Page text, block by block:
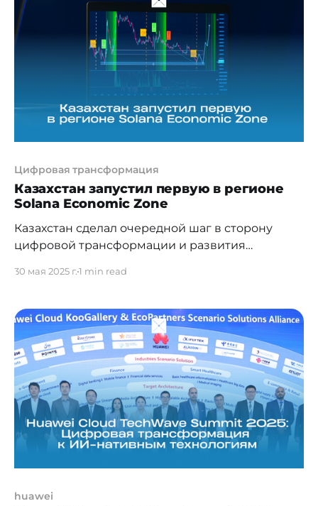
взаимопонимании, который открывает новый
этап сотрудничества в области цифровых
технологий и телекоммуникационной
инфраструктуры Казахстана. Этот
стратегический шаг включает реализацию
пилотного проекта по демонстрационному
Цифровая трансформация
Казахстан запустил первую в регионе
Solana Economic Zone
Казахстан сделал очередной шаг в сторону
цифровой трансформации и развития
состоялся запуск Solana Economic Zone
экономической зоны на базе блокчейн-
платформы Solana. В мероприятии,
организованном при поддержке Solana
Foundation приняли участие представители
государственных органов, международные
эксперты и лидеры Web3-экосистемы. Запуск
SEZ KZ прошёл
30 мая 2025 г.1 min read
huawei